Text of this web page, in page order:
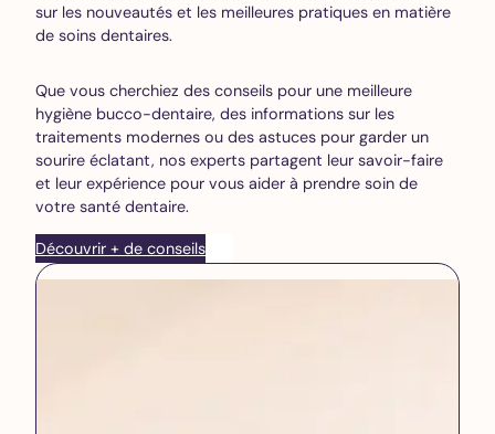
sur les nouveautés et les meilleures pratiques en matière
de soins dentaires.
Que vous cherchiez des conseils pour une meilleure
hygiène bucco-dentaire, des informations sur les
traitements modernes ou des astuces pour garder un
sourire éclatant, nos experts partagent leur savoir-faire
et leur expérience pour vous aider à prendre soin de
votre santé dentaire.
Découvrir + de conseils